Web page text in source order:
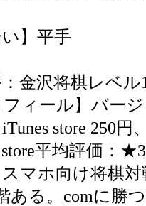
い】平手
金沢将棋レベル
フィール】バー
store 250円
store平均評価：
マホ向け将棋
ある。comに勝